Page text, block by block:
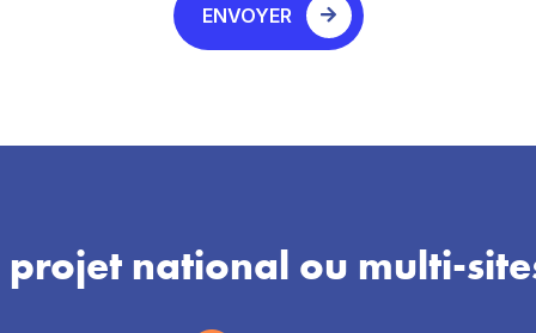
ENVOYER
projet national ou multi-